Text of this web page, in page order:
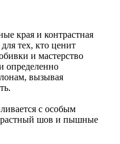
края и контрастная
тех, кто ценит
и мастерство
определенно
вызывая
с особым
шов и пышные